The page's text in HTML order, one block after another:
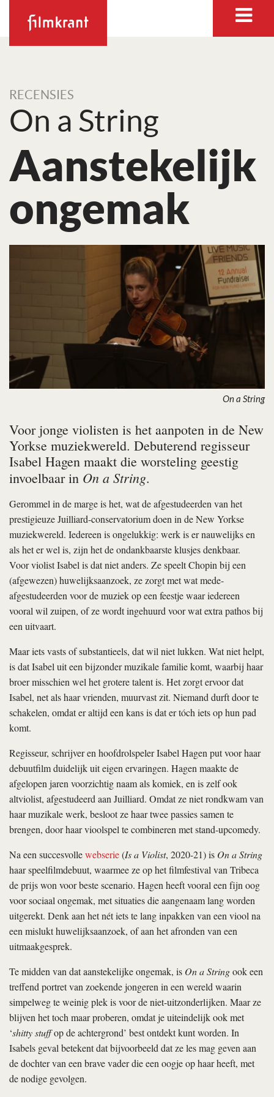
RECENSIES
On a String
Aanstekelijk
ongemak
On a String
Voor jonge violisten is het aanpoten in de New
Yorkse muziekwereld. Debuterend regisseur
Isabel Hagen maakt die worsteling geestig
invoelbaar in On a String.
Gerommel in de marge is het, wat de afgestudeerden van het
prestigieuze Juilliard-conservatorium doen in de New Yorkse
muziekwereld. Iedereen is ongelukkig: werk is er nauwelijks en
als het er wel is, zijn het de ondankbaarste klusjes denkbaar.
Voor violist Isabel is dat niet anders. Ze speelt Chopin bij een
(afgewezen) huwelijksaanzoek, ze zorgt met wat mede-
afgestudeerden voor de muziek op een feestje waar iedereen
vooral wil zuipen, of ze wordt ingehuurd voor wat extra pathos bij
een uitvaart.
Maar iets vasts of substantieels, dat wil niet lukken. Wat niet helpt,
is dat Isabel uit een bijzonder muzikale familie komt, waarbij haar
broer misschien wel het grotere talent is. Het zorgt ervoor dat
Isabel, net als haar vrienden, muurvast zit. Niemand durft door te
schakelen, omdat er altijd een kans is dat er tóch iets op hun pad
komt.
Regisseur, schrijver en hoofdrolspeler Isabel Hagen put voor haar
debuutfilm duidelijk uit eigen ervaringen. Hagen maakte de
afgelopen jaren voorzichtig naam als komiek, en is zelf ook
altviolist, afgestudeerd aan Juilliard. Omdat ze niet rondkwam van
haar muzikale werk, besloot ze haar twee passies samen te
brengen, door haar vioolspel te combineren met stand-upcomedy.
Na een succesvollewebserie(Is a Violist, 2020-21) is On a String
haar speelfilmdebuut, waarmee ze op het filmfestival van Tribeca
de prijs won voor beste scenario. Hagen heeft vooral een fijn oog
voor sociaal ongemak, met situaties die aangenaam lang worden
uitgerekt. Denk aan het nét iets te lang inpakken van een viool na
een mislukt huwelijksaanzoek, of aan het afronden van een
uitmaakgesprek.
Te midden van dat aanstekelijke ongemak, is On a Stringook een
treffend portret van zoekende jongeren in een wereld waarin
simpelweg te weinig plek is voor de niet-uitzonderlijken. Maar ze
blijven het toch maar proberen, omdat je uiteindelijk ook met
‘shitty stuffop de achtergrond’ best ontdekt kunt worden. In
Isabels geval betekent dat bijvoorbeeld dat ze les mag geven aan
de dochter van een brave vader die een oogje op haar heeft, met
de nodige gevolgen.